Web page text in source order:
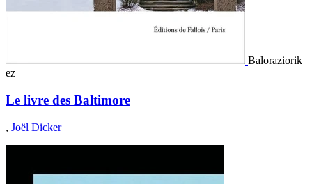
Baloraziorik
ez
Le livre des Baltimore
, Joël Dicker